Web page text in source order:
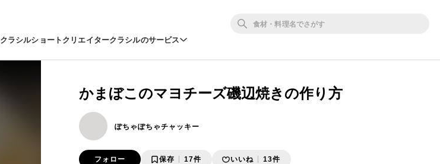
クラシルショートクリエイタークラシルのサービス
かまぼこのマヨチーズ磯辺焼きの作り方
ぽちゃぽちゃチャッキー
フォロー 保存 17件 いいね 13件